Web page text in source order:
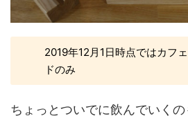
2019年12月1日時点ではカフ
ドのみ
ちょっとついでに飲んでいくの